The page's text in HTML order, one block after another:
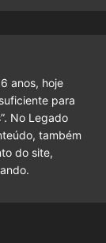
anos, hoje
para
No Legado
também
do site,